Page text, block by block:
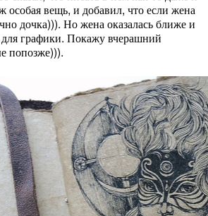
особая вещь, и добавил, что если жена
дочка))). Но жена оказалась ближе и
для графики. Покажу вчерашний
попозже))).